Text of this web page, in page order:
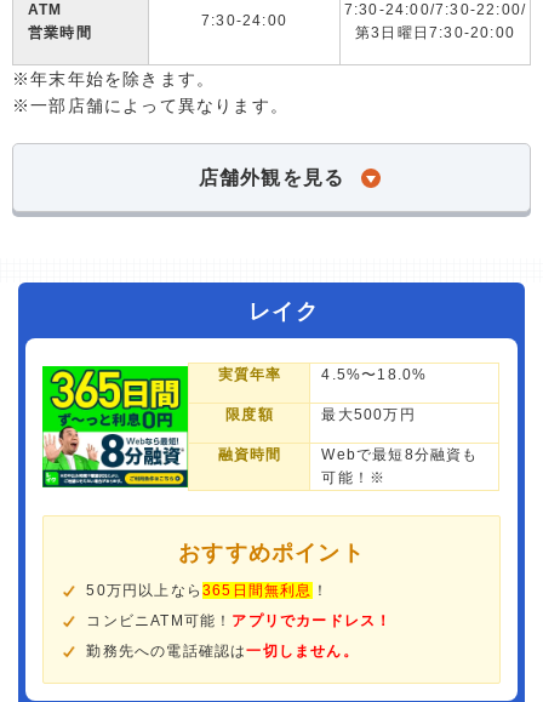
ATM
営業時間
7:30-24:00
7:30-24:00/7:30-22:00/
第3日曜日7:30-20:00
※年末年始を除きます。
※一部店舗によって異なります。
店舗外観を見る
レイク
実質年率 4.5%〜18.0%
限度額 最大500万円
融資時間
Webで最短8分融資も
可能！※
おすすめポイント
50万円以上なら365日間無利息 ！
コンビニATM可能！ アプリでカードレス！
勤務先への電話確認は一切しません。